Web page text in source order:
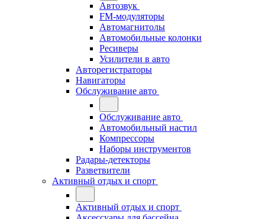
Автозвук
FM-модуляторы
Автомагнитолы
Автомобильные колонки
Ресиверы
Усилители в авто
Авторегистраторы
Навигаторы
Обслуживание авто
Обслуживание авто
Автомобильный настил
Компрессоры
Наборы инструментов
Радары-детекторы
Разветвители
Активный отдых и спорт
Активный отдых и спорт